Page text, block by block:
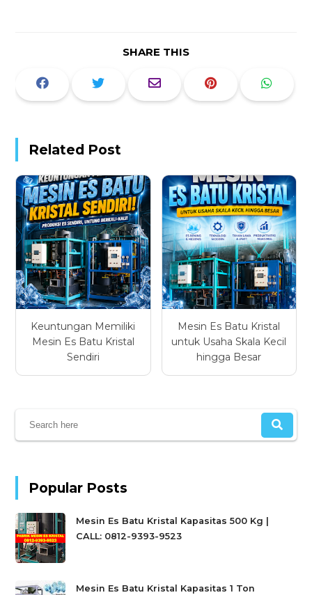
SHARE THIS
Related Post
Keuntungan Memiliki
Mesin Es Batu Kristal
Sendiri
Mesin Es Batu Kristal
untuk Usaha Skala Kecil
hingga Besar
Popular Posts
Mesin Es Batu Kristal Kapasitas 500 Kg |
CALL: 0812-9393-9523
Mesin Es Batu Kristal Kapasitas 1 Ton